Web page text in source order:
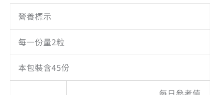
營養標示
每一份量2粒
本包裝含45份